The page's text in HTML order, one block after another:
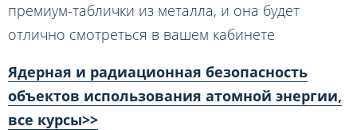
премиум-таблички из металла, и она будет
отлично смотреться в вашем кабинете
Ядерная и радиационная безопасность
объектов использования атомной энергии,
все курсы>>